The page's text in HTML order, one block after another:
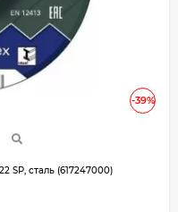
-39%
SP, сталь (617247000)